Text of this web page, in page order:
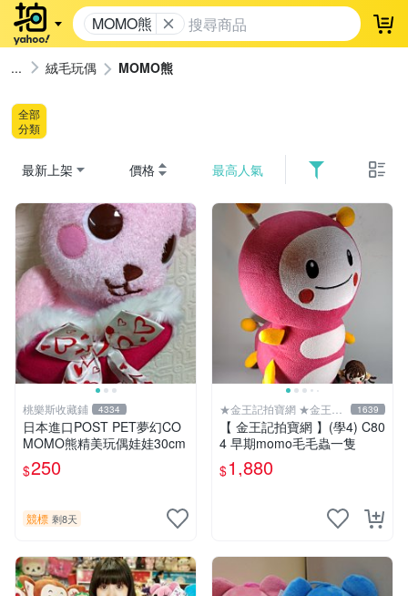
MOMO熊 登
絨毛玩偶 MOMO熊
全部
分類
最新上架 價格 最高人氣
桃樂斯收藏鋪 4334
日本進口POST PET夢幻CO
MOMO熊精美玩偶娃娃30cm
$250
競標 剩8天
★金王記拍寶網 ★金王記
拍寶趣
1639
【 金王記拍寶網 】(學4) C80
4 早期momo毛毛蟲一隻
$1,880